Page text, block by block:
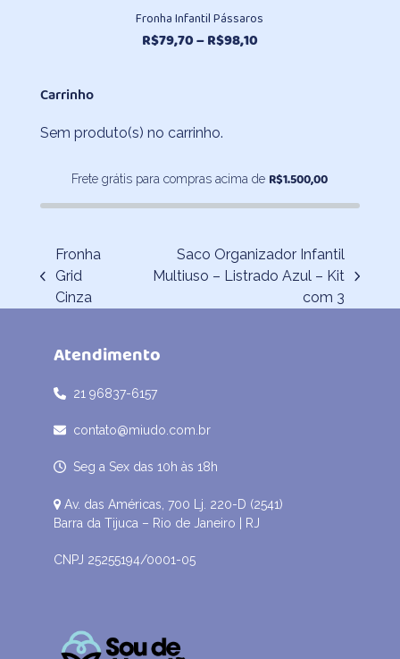
Fronha Infantil Pássaros
R$79,70–R$98,10Faixa
Carrinho
Sem produto(s) no carrinho.
Frete grátis para compras acima de R$1.500,00
previous
post:
Fronha
Grid
Cinza
next
post:
Saco Organizador Infantil
Multiuso – Listrado Azul – Kit
com 3
Atendimento
21 96837-6157
contato@miudo.com.br
Seg a Sex das 10h às 18h
Av. das Américas, 700 Lj. 220-D (2541)
Barra da Tijuca – Rio de Janeiro | RJ
CNPJ 25255194/0001-05